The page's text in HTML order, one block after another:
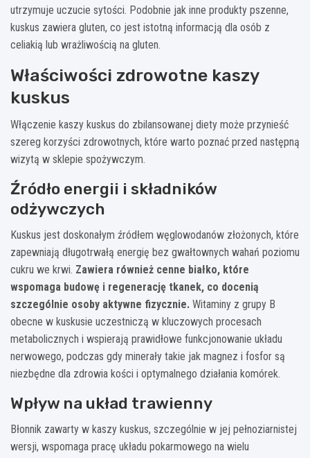
utrzymuje uczucie sytości. Podobnie jak inne produkty pszenne,
kuskus zawiera gluten, co jest istotną informacją dla osób z
celiakią lub wrażliwością na gluten.
Właściwości zdrowotne kaszy
kuskus
Włączenie kaszy kuskus do zbilansowanej diety może przynieść
szereg korzyści zdrowotnych, które warto poznać przed następną
wizytą w sklepie spożywczym.
Źródło energii i składników
odżywczych
Kuskus jest doskonałym źródłem węglowodanów złożonych, które
zapewniają długotrwałą energię bez gwałtownych wahań poziomu
cukru we krwi. Zawiera również cenne białko, które
wspomaga budowę i regenerację tkanek, co docenią
szczególnie osoby aktywne fizycznie. Witaminy z grupy B
obecne w kuskusie uczestniczą w kluczowych procesach
metabolicznych i wspierają prawidłowe funkcjonowanie układu
nerwowego, podczas gdy minerały takie jak magnez i fosfor są
niezbędne dla zdrowia kości i optymalnego działania komórek.
Wpływ na układ trawienny
Błonnik zawarty w kaszy kuskus, szczególnie w jej pełnoziarnistej
wersji, wspomaga pracę układu pokarmowego na wielu